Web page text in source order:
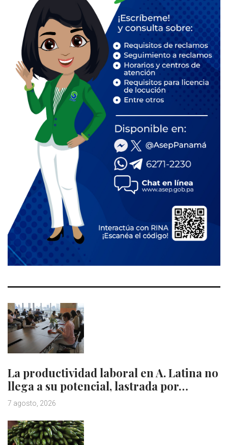
La productividad laboral en A. Latina no
llega a su potencial, lastrada por…
7 agosto, 2026